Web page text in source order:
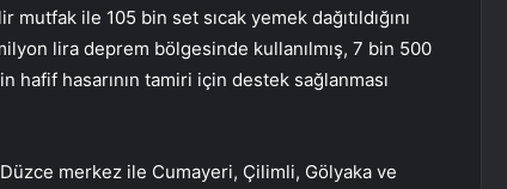
mutfak ile 105 bin set sıcak yemek dağıtıldığını
lira deprem bölgesinde kullanılmış, 7 bin 500
hafif hasarının tamiri için destek sağlanması
Düzce merkez ile Cumayeri, Çilimli, Gölyaka ve